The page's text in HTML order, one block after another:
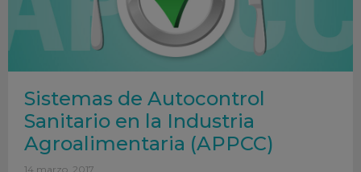
Sistemas de Autocontrol
Sanitario en la Industria
Agroalimentaria (APPCC)
14 marzo, 2017